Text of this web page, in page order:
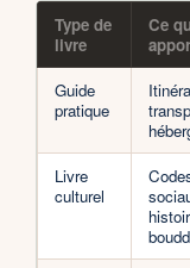
Type de
livre
Ce
Guide
pratique
Livre
culturel